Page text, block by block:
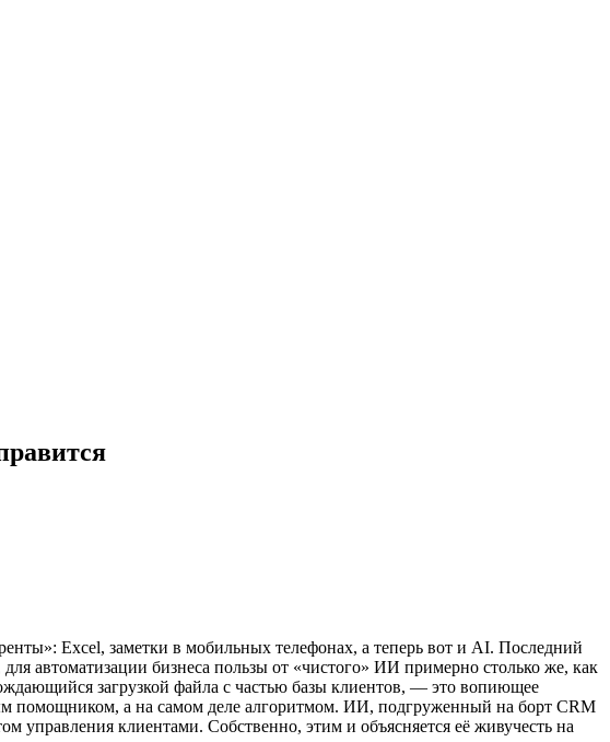
Excel, заметки в мобильных телефонах, а теперь вот и AI. Последний
автоматизации бизнеса пользы от «чистого» ИИ примерно столько же, как
загрузкой файла с частью базы клиентов, — это вопиющее
помощником, а на самом деле алгоритмом. ИИ, подгруженный на борт CRM
управления клиентами. Собственно, этим и объясняется её живучесть на